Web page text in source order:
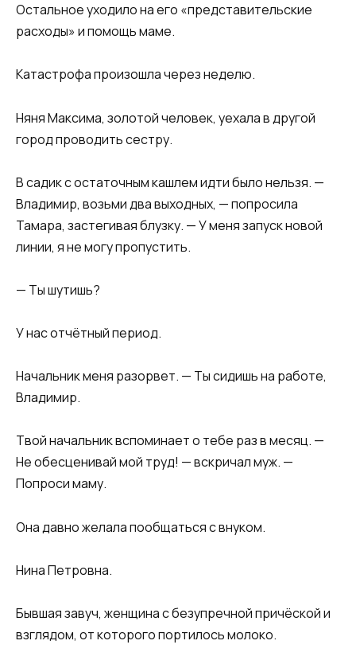
Остальное уходило на его «представительские
расходы» и помощь маме.
Катастрофа произошла через неделю.
Няня Максима, золотой человек, уехала в другой
город проводить сестру.
В садик с остаточным кашлем идти было нельзя. —
Владимир, возьми два выходных, — попросила
Тамара, застегивая блузку. — У меня запуск новой
линии, я не могу пропустить.
— Ты шутишь?
У нас отчётный период.
Начальник меня разорвет. — Ты сидишь на работе,
Владимир.
Твой начальник вспоминает о тебе раз в месяц. —
Не обесценивай мой труд! — вскричал муж. —
Попроси маму.
Она давно желала пообщаться с внуком.
Нина Петровна.
Бывшая завуч, женщина с безупречной причёской и
взглядом, от которого портилось молоко.